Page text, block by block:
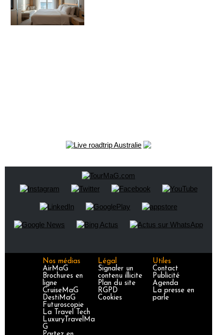
Nos médias
AirMaG
Brochures en
ligne
CruiseMaG
DestiMaG
Futuroscopie
La Travel Tech
LuxuryTravelMa
G
Légal
Signaler un
contenu illicite
Plan du site
RGPD
Cookies
Utiles
Contact
Publicité
Agenda
La presse en
parle